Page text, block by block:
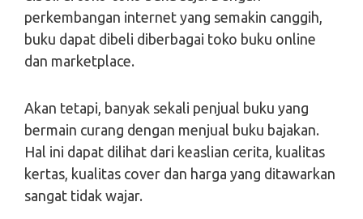
perkembangan internet yang semakin canggih,
buku dapat dibeli diberbagai toko buku online
dan marketplace.
Akan tetapi, banyak sekali penjual buku yang
bermain curang dengan menjual buku bajakan.
Hal ini dapat dilihat dari keaslian cerita, kualitas
kertas, kualitas cover dan harga yang ditawarkan
sangat tidak wajar.